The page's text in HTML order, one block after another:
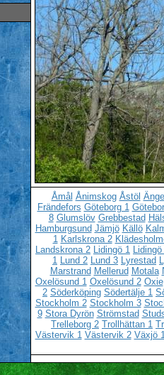
Åmål Ånimskog Åstöl
Frändefors Göteborg 1
8 Glumslöv Grebbestad
Hamburgsund Jämjö Källö
1 Karlskrona 2
Landskrona 2 Lidingö 1 Lidingö
1 Lund 2 Lund 3 Lyrestad
Marstrand Mellerud Motala
Oxelösund 1 Oxelösund 2 Oxie
2 Söderköping Södertälje 1
Stockholm 2 Stockholm 3
9 Stora Dyrön Strömstad
Trelleborg 2 Trollhättan 1
Västervik 1 Västervik 2 Växjö